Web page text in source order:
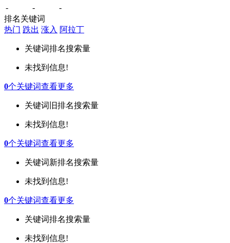
-
-
-
排名关键词
热门 跌出 涨入 阿拉丁
关键词排名搜索量
未找到信息!
0个关键词查看更多
关键词 旧排名搜索量
未找到信息!
0个关键词查看更多
关键词新排名搜索量
未找到信息!
0个关键词查看更多
关键词排名搜索量
未找到信息!